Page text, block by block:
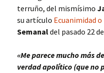
terruño, del mismísimo
su artículo Ecuanimidad
Semanaldel pasado 22
«Me parece mucho más
verdad apolítico (que no